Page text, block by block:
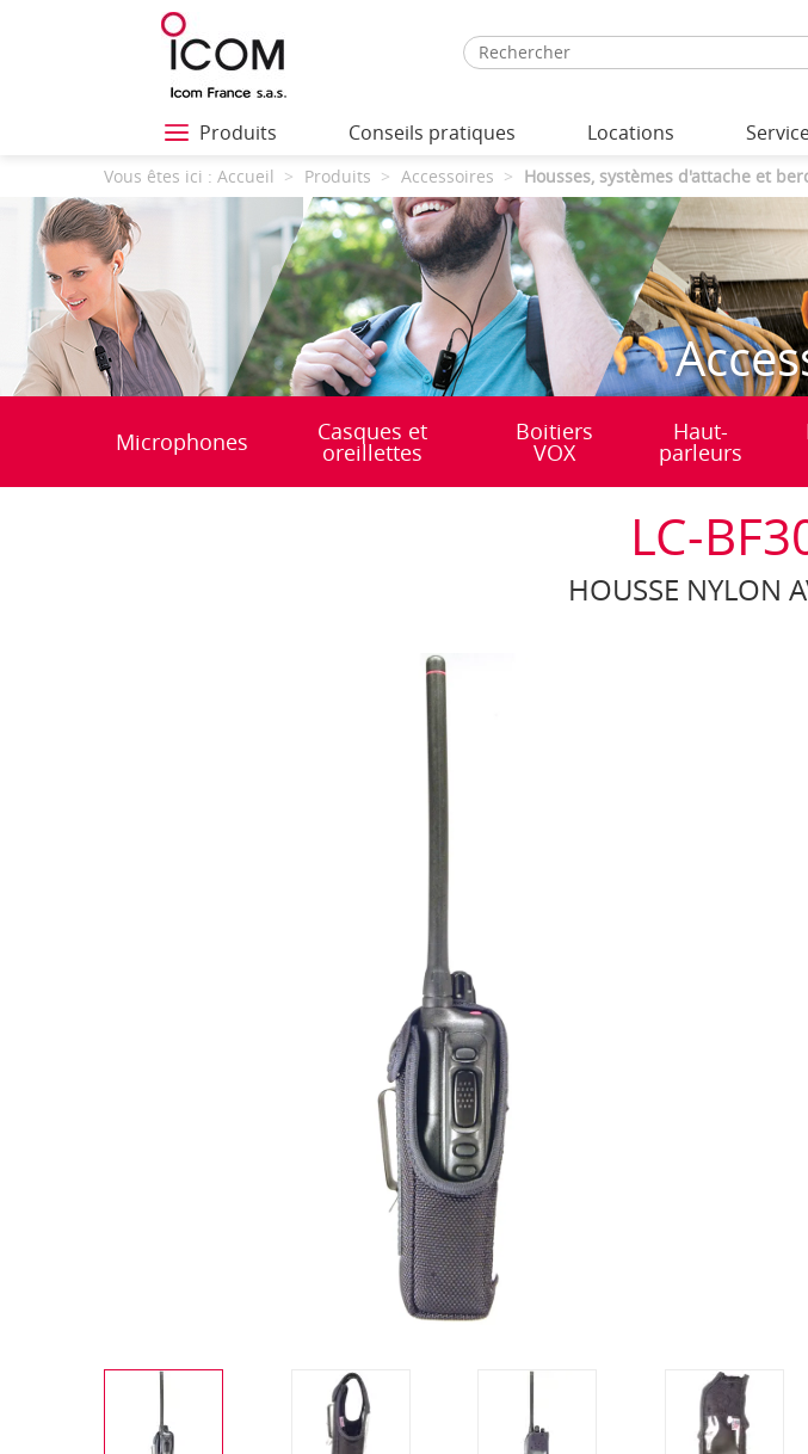
Produits Conseils pratiques Locations
Vous êtes ici : Accueil Produits Accessoires Housses, systèmes d'attache et
Microphones Casques et
oreillettes
Boitiers
VOX
Haut-
parleurs
LC-
HOUSSE NYLON